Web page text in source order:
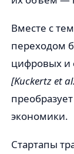
Вместе с
переходом
цифровых и
[Kuckertz et
экономики.
Стартапы